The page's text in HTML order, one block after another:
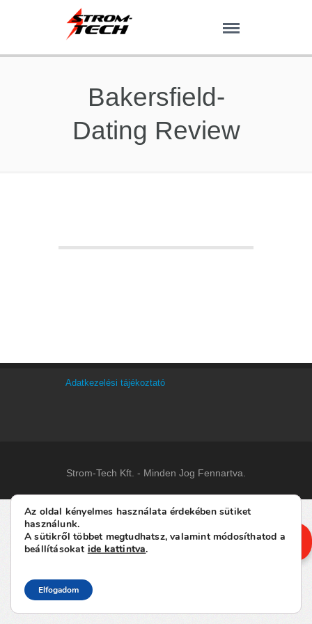
Bakersfield-
Dating Review
Adatkezelési tájékoztató
Strom-Tech Kft. - Minden Jog Fennartva.
Az oldal kényelmes használata érdekében sütiket
használunk.
A sütikről többet megtudhatsz, valamint módosíthatod a
beállításokat ide kattintva.
Elfogadom
AJÁNLATKÉRÉS